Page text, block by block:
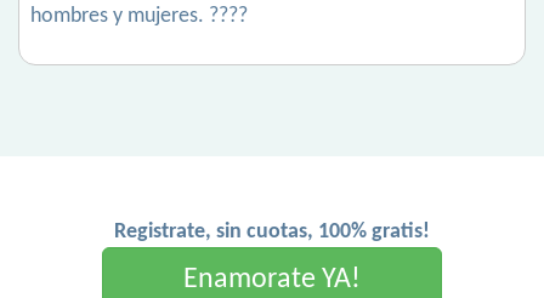
hombres y mujeres. ????
Registrate, sin cuotas, 100% gratis!
Enamorate YA!